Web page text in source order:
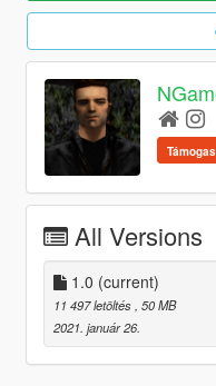
All Versions
1.0 (current)
11 497 letöltés , 50 MB
2021. január 26.